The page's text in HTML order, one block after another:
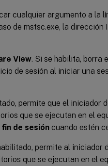
cualquier argumento a la
de mstsc.exe, la dirección
View. Si se habilita, borra
de sesión al iniciar una
permite que el iniciador
que se ejecutan en el
de sesión cuando estén
permite al iniciador
que se ejecutan en el